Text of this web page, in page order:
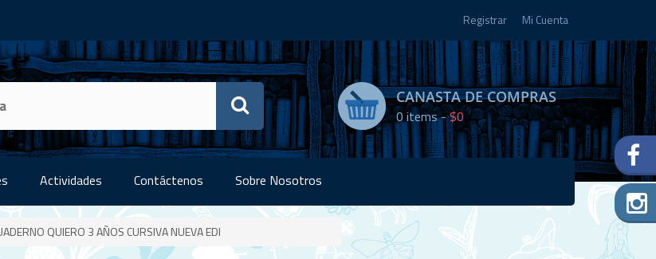
Registrar Mi Cuenta
CANASTA DE COMPRAS
0items -$0
Actividades Contáctenos Sobre Nosotros
QUIERO 3 AÑOS CURSIVA NUEVA EDI